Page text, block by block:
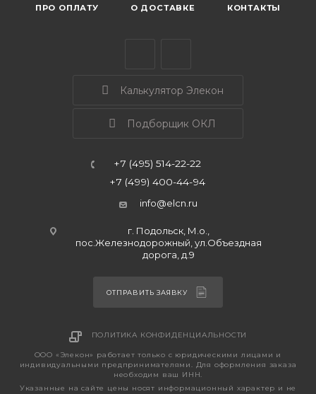
ПРО ОПЛАТУ О ДОСТАВКЕ КОНТАКТЫ
Калькулятор Элекон
Подборщик ОКЛ
+7 (495) 514-22-22
+7 (499) 400-44-94
info@elcn.ru
г. Подольск, М.о.,
пос.Железнодорожный, ул.Объездная
дорога, д.9
ОТПРАВИТЬ ЗАЯВКУ
ПОЛИТИКА КОНФИДЕНЦИАЛЬНОСТИ
ООО «Элекон» работает только с юридическими лицами и
индивидуальными предпринимателями. Для оформления заказа
необходим ваш ИНН.
Указанные на сайте цены носят информационный характер и не